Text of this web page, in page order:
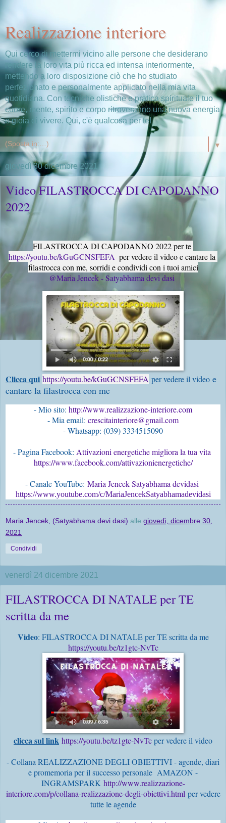
Realizzazione interiore
Qui cerco di mettermi vicino alle persone che desiderano
rendere la loro vita più ricca ed intensa interiormente,
mettendo a loro disposizione ciò che ho studiato
perfezionato e personalmente applicato nella mia vita
quotidiana. Con tecniche olistiche e pratica spirituale il tuo
cuore, mente, spirito e corpo ritroveranno una nuova energia
e gioia di vivere. Qui, c'è qualcosa per te!
▼
giovedì 30 dicembre 2021
Video FILASTROCCA DI CAPODANNO
2022
https://youtu.be/kGuGCNSFEFA
  per vedere il video e cantare la
filastrocca con me, sorridi e condividi con i tuoi amici
@Maria Jencek - Satyabhama devi dasi
Clicca qui https://youtu.be/kGuGCNSFEFA per vedere il video e
cantare la filastrocca con me
- Mio sito: http://www.realizzazione-interiore.com
- Mia email: crescitainteriore@gmail.com
- Pagina Facebook:
https://www.facebook.com/attivazionienergetiche/
- Canale YouTube: Maria Jencek Satyabhama devidasi
https://www.youtube.com/c/MariaJencekSatyabhamadevidasi
Maria Jencek, (Satyabhama devi dasi) alle giovedì, dicembre 30,
2021
Condividi
venerdì 24 dicembre 2021
FILASTROCCA DI NATALE per TE
scritta da me
Video: FILASTROCCA DI NATALE per TE scritta da me
https://youtu.be/tz1gtc-NvTc
clicca sul link https://youtu.be/tz1gtc-NvTcper vedere il video
- Collana REALIZZAZIONE DEGLI OBIETTIVI - agende, diari
e promemoria per il successo personale AMAZON -
INGRAMSPARK http://www.realizzazione-
interiore.com/p/collana-realizzazione-degli-obiettivi.html per vedere
tutte le agende